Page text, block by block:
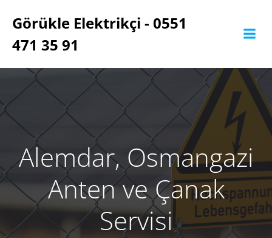
geç
Görükle Elektrikçi - 0551
471 35 91
Alemdar, Osmangazi
Anten ve Çanak
Servisi